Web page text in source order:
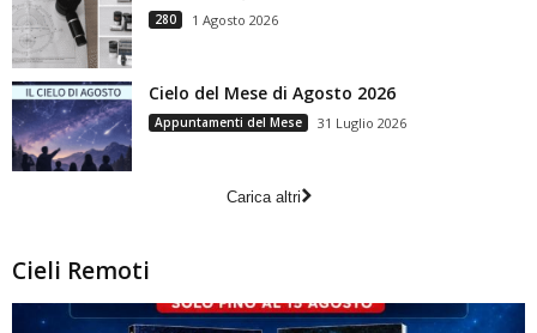
280 1 Agosto 2026
Cielo del Mese di Agosto 2026
Appuntamenti del Mese 31 Luglio 2026
Carica altri
Cieli Remoti